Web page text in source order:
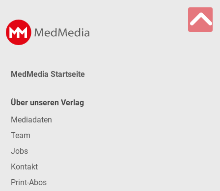
MedMedia Startseite
Über unseren Verlag
Mediadaten
Team
Jobs
Kontakt
Print-Abos